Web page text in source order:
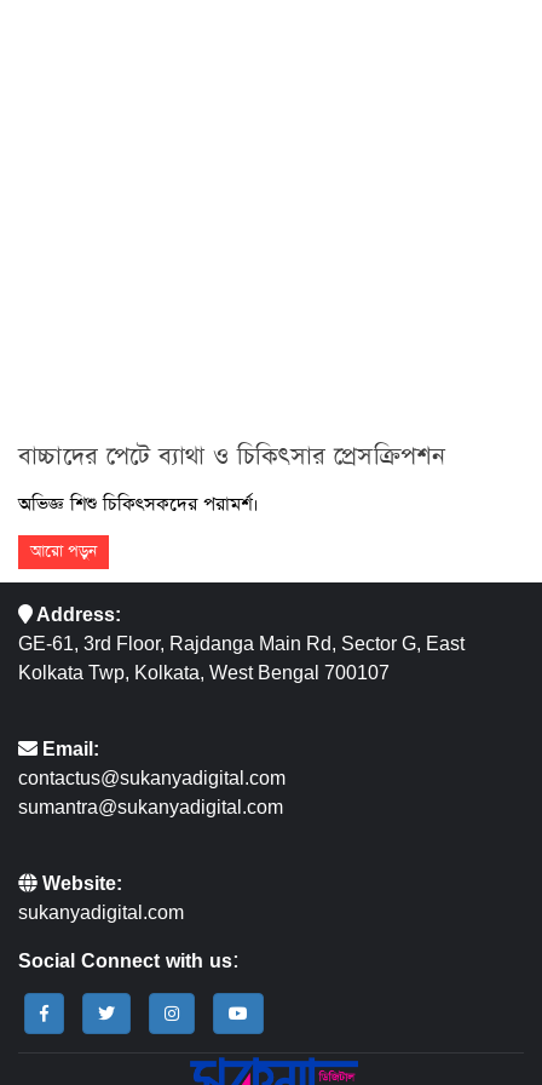
বাচ্চাদের পেটে ব্যাথা ও চিকিৎসার প্রেসক্রিপশন
অভিজ্ঞ শিশু চিকিৎসকদের পরামর্শ।
আরো পড়ুন
Address:
GE-61, 3rd Floor, Rajdanga Main Rd, Sector G, East
Kolkata Twp, Kolkata, West Bengal 700107
Email:
contactus@sukanyadigital.com
sumantra@sukanyadigital.com
Website:
sukanyadigital.com
Social Connect with us: